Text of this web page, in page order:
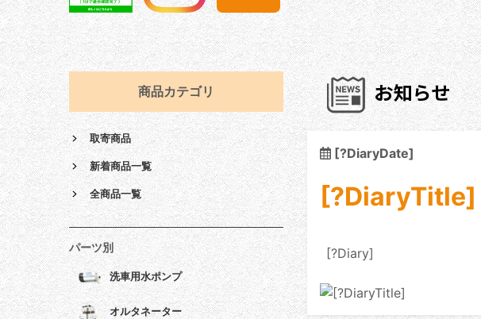
[?DiaryDate]
[?DiaryTitle]
[?Diary]
商品カテゴリ
取寄商品
新着商品一覧
全商品一覧
パーツ別
洗車用水ポンプ
オルタネーター